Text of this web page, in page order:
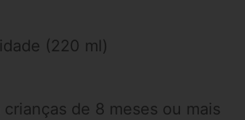
(220 ml)
crianças de 8 meses ou mais